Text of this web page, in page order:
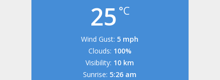
25 °C
Wind Gust: 5 mph
Clouds: 100%
Visibility: 10 km
Sunrise: 5:26 am